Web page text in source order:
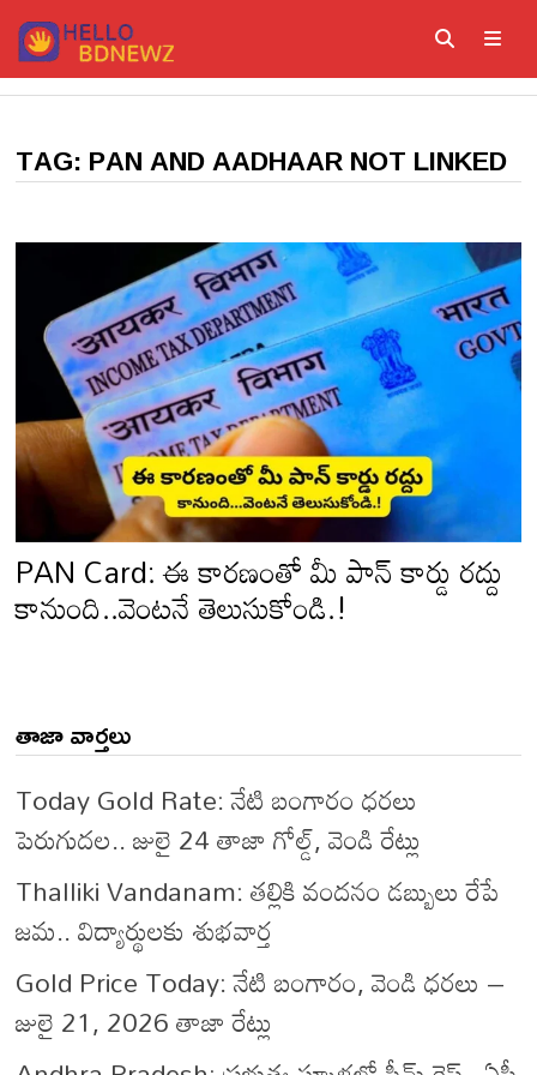
Skip
to
content
TAG:PAN AND AADHAAR NOT LINKED
PAN Card: ఈ కారణంతో మీ పాన్ కార్డు రద్దు
కానుంది..వెంటనే తెలుసుకోండి.!
తాజా వార్తలు
Today Gold Rate: నేటి బంగారం ధరలు
పెరుగుదల.. జులై 24 తాజా గోల్డ్, వెండి రేట్లు
Thalliki Vandanam: తల్లికి వందనం డబ్బులు రేపే
జమ.. విద్యార్థులకు శుభవార్త
Gold Price Today: నేటి బంగారం, వెండి ధరలు –
జులై 21, 2026 తాజా రేట్లు